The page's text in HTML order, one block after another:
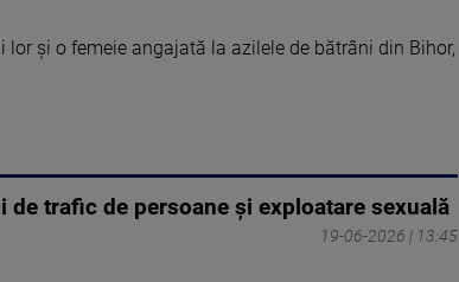
lor și o femeie angajată la azilele de bătrâni din Bihor,
trafic de persoane şi exploatare sexuală
19-06-2026 | 13:45